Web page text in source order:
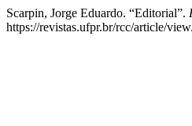
Scarpin, Jorge Eduardo. “Editorial”.
https://revistas.ufpr.br/rcc/article/